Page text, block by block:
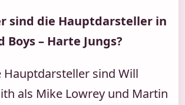
sind die Hauptdarsteller in
Boys – Harte Jungs?
Hauptdarsteller sind Will
als Mike Lowrey und Martin